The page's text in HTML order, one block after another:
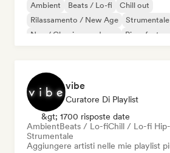
Ambient Beats / Lo-fi
Chill out
Rilassamento / New Age
Strumentale
Neo / Classico moderno
Pianoforte
vibe
Curatore Di Playlist
&gt; 1700 risposte date
AmbientBeats / Lo-fiChill / Lo-fi
Strumentale
Aggiungere artisti nelle mie playlist